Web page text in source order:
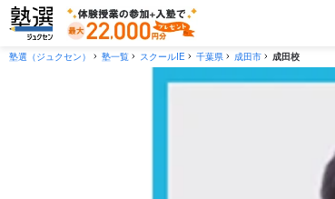
塾選（ジュクセン） 塾一覧 スクールIE 千葉県 成田市 成田校